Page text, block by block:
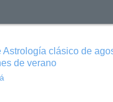
Astrología clásico de
de verano